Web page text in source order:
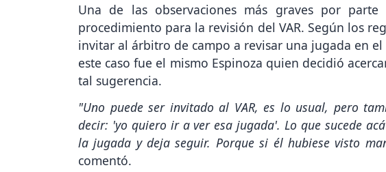
Una de las observaciones más graves por
procedimiento para la revisión del VAR. Según los
invitar al árbitro de campo a revisar una jugada en
este caso fue el mismo Espinoza quien decidió
tal sugerencia.
"Uno puede ser invitado al VAR, es lo usual, pero
decir: 'yo quiero ir a ver esa jugada'. Lo que sucede
la jugada y deja seguir. Porque si él hubiese visto
comentó.